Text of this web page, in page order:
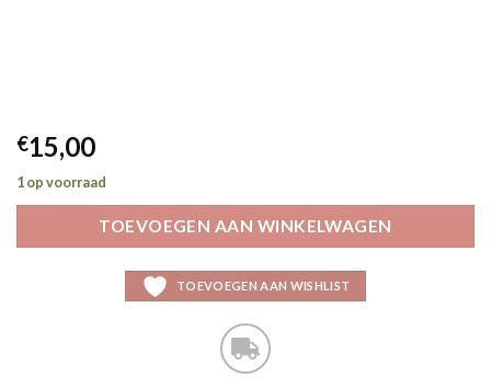
€15,00
1 op voorraad
TOEVOEGEN AAN WINKELWAGEN
TOEVOEGEN AAN WISHLIST